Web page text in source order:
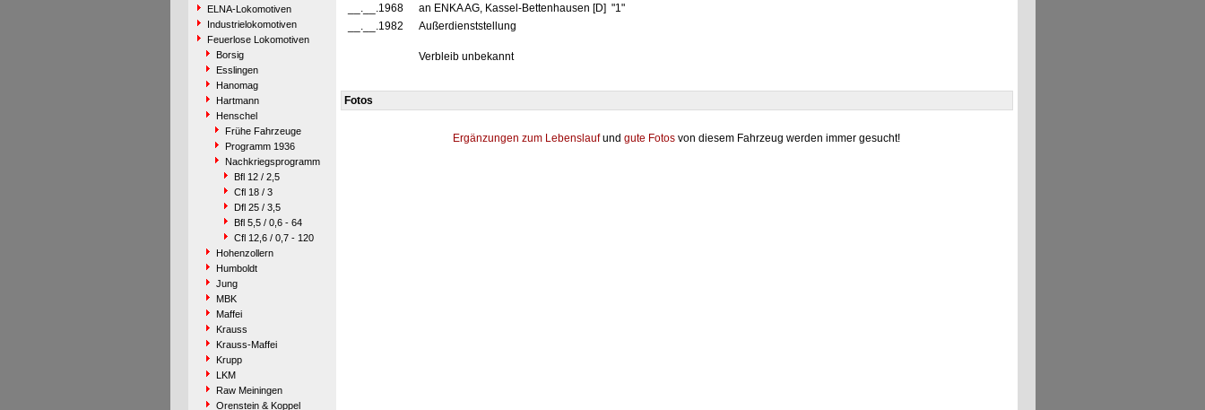
ELNA-Lokomotiven
Industrielokomotiven
Feuerlose Lokomotiven
Borsig
Esslingen
Hanomag
Hartmann
Henschel
Frühe Fahrzeuge
Programm 1936
Nachkriegsprogramm
Bfl 12 / 2,5
Cfl 18 / 3
Dfl 25 / 3,5
Bfl 5,5 / 0,6 - 64
Cfl 12,6 / 0,7 - 120
Hohenzollern
Humboldt
Jung
MBK
Maffei
Krauss
Krauss-Maffei
Krupp
LKM
Raw Meiningen
Orenstein & Koppel
__.__.1968
an ENKA AG, Kassel-Bettenhausen [D] "1"
__.__.1982
Außerdienststellung
Verbleib unbekannt
Fotos
Ergänzungen zum Lebenslaufund gute Fotos von diesem Fahrzeug werden immer gesucht!